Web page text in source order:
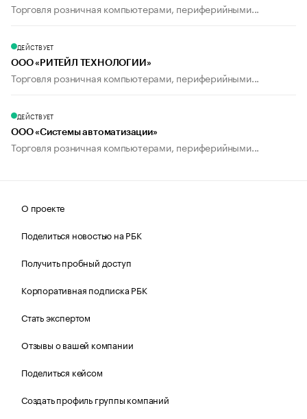
Торговля розничная компьютерами, периферийными...
ДЕЙСТВУЕТ
ООО «РИТЕЙЛ ТЕХНОЛОГИИ»
Торговля розничная компьютерами, периферийными...
ДЕЙСТВУЕТ
ООО «Системы автоматизации»
Торговля розничная компьютерами, периферийными...
О проекте
Поделиться новостью на РБК
Получить пробный доступ
Корпоративная подписка РБК
Стать экспертом
Отзывы о вашей компании
Поделиться кейсом
Создать профиль группы компаний